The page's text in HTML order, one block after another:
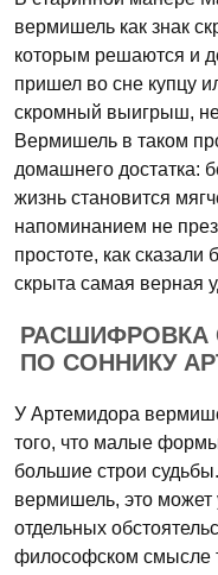
вермишель как знак
которым решаются и
пришел во сне купцу
скромный выигрыш, не
Вермишель в таком
домашнего достатка:
жизнь становится
напоминанием не
простоте, как
скрыта самая верная
РАСШИФРОВКА
ПО СОННИКУ
У Артемидора
того, что малые
большие строи
вермишель, это может
отдельных
философском смысле